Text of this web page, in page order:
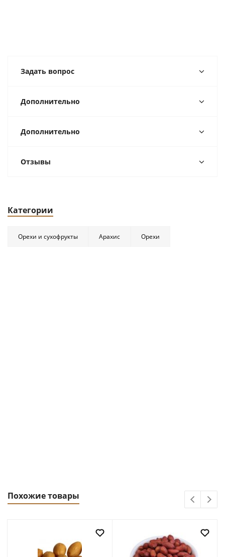
Задать вопрос
Дополнительно
Дополнительно
Отзывы
Категории
Орехи и сухофрукты Арахис Орехи
Похожие товары